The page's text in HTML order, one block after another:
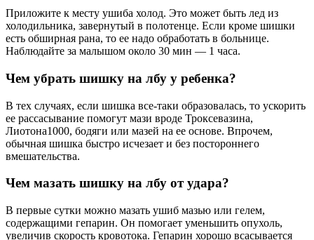
Приложите к месту ушиба холод. Это может быть лед из
холодильника, завернутый в полотенце. Если кроме шишки
есть обширная рана, то ее надо обработать в больнице.
Наблюдайте за малышом около 30 мин — 1 часа.
Чем убрать шишку на лбу у ребенка?
В тех случаях, если шишка все-таки образовалась, то ускорить
ее рассасывание помогут мази вроде Троксевазина,
Лиотона1000, бодяги или мазей на ее основе. Впрочем,
обычная шишка быстро исчезает и без постороннего
вмешательства.
Чем мазать шишку на лбу от удара?
В первые сутки можно мазать ушиб мазью или гелем,
содержащими гепарин. Он помогает уменьшить опухоль,
увеличив скорость кровотока. Гепарин хорошо всасывается